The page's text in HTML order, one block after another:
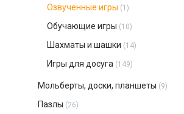
Озвученные игры (1)
Обучающие игры (10)
Шахматы и шашки (14)
Игры для досуга (149)
Мольберты, доски, планшеты (9)
Пазлы (26)